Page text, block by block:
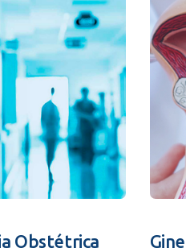
Obstétrica